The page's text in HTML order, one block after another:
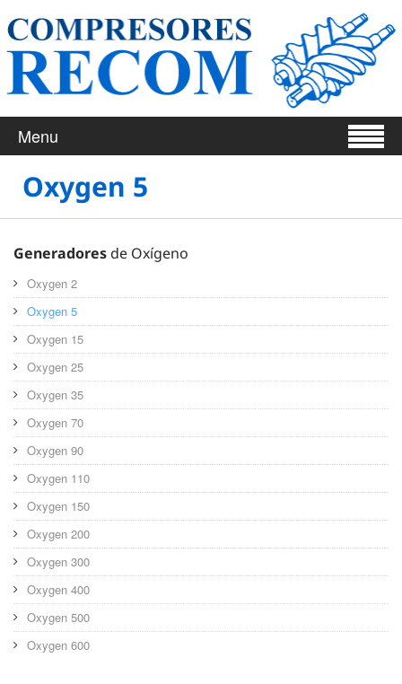
Menu
Oxygen 5
Generadores de Oxígeno
Oxygen 2
Oxygen 5
Oxygen 15
Oxygen 25
Oxygen 35
Oxygen 70
Oxygen 90
Oxygen 110
Oxygen 150
Oxygen 200
Oxygen 300
Oxygen 400
Oxygen 500
Oxygen 600